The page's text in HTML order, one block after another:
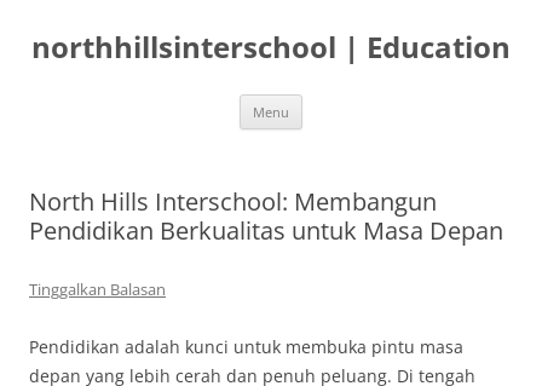
isi
northhillsinterschool | Education
Menu
North Hills Interschool: Membangun
Pendidikan Berkualitas untuk Masa Depan
Tinggalkan Balasan
Pendidikan adalah kunci untuk membuka pintu masa
depan yang lebih cerah dan penuh peluang. Di tengah